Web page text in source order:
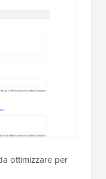
ottimizzare per